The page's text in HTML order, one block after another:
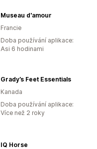
Museau d'amour
Francie
Doba používání aplikace:
Asi 6 hodinami
Grady’s Feet Essentials
Kanada
Doba používání aplikace:
Více než 2 roky
IQ Horse